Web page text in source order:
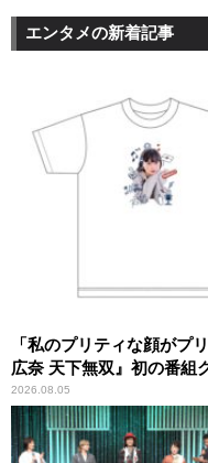
エンタメの新着記事
「私のプリティな顔がプ
広奈 天下無双』初の番組
2026.08.05